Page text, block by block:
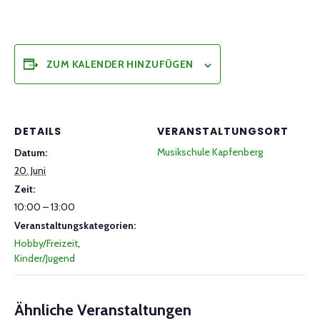
ZUM KALENDER HINZUFÜGEN
DETAILS
Datum:
20. Juni
Zeit:
10:00 – 13:00
Veranstaltungskategorien:
Hobby/Freizeit,
Kinder/Jugend
VERANSTALTUNGSORT
Musikschule Kapfenberg
Ähnliche Veranstaltungen